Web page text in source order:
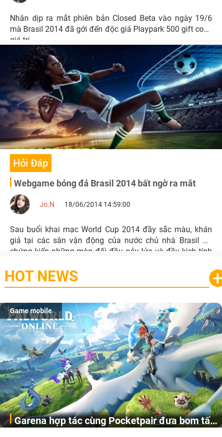
Nhân dịp ra mắt phiên bản Closed Beta vào ngày 19/6
mà Brasil 2014 đã gởi đến độc giả Playpark 500 gift code
giá trị.
Hỏi Đáp
Webgame bóng đá Brasil 2014 bất ngờ ra mắt
Jo.N 18/06/2014 14:59:00
Sau buổi khai mạc World Cup 2014 đầy sắc màu, khán
giả tại các sân vận động của nước chủ nhà Brasil đã
chứng kiến những màn đối đầu nảy lửa và đầy kịch tính
HOT NEWS
Game mobile
Garena hợp tác cùng Pocketpair đưa bom tấn